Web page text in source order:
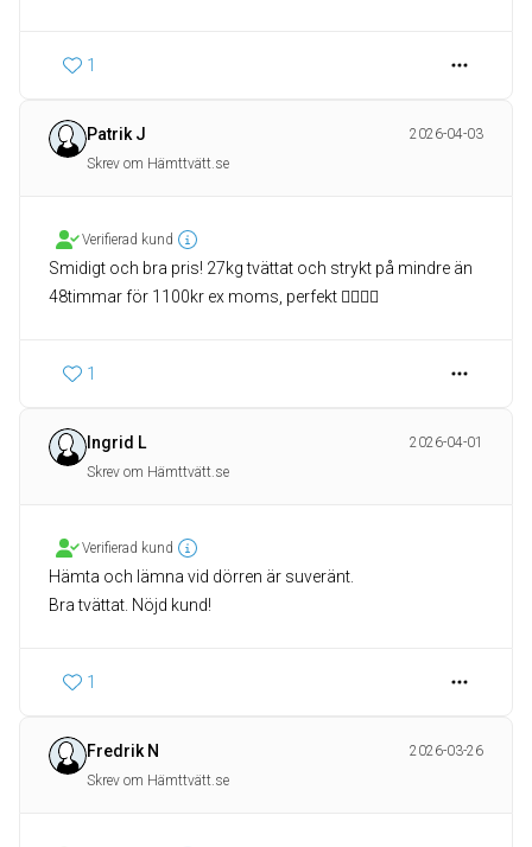
1
Patrik J
2026-04-03
Skrev om Hämttvätt.se
Verifierad kund
Smidigt och bra pris! 27kg tvättat och strykt på mindre än
48timmar för 1100kr ex moms, perfekt 👌🏽👍🏽
1
Ingrid L
2026-04-01
Skrev om Hämttvätt.se
Verifierad kund
Hämta och lämna vid dörren är suveränt.
Bra tvättat. Nöjd kund!
1
Fredrik N
2026-03-26
Skrev om Hämttvätt.se